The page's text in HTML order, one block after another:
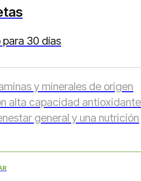
para 30 días
y minerales de origen
alta capacidad antioxidante
general y una nutrición